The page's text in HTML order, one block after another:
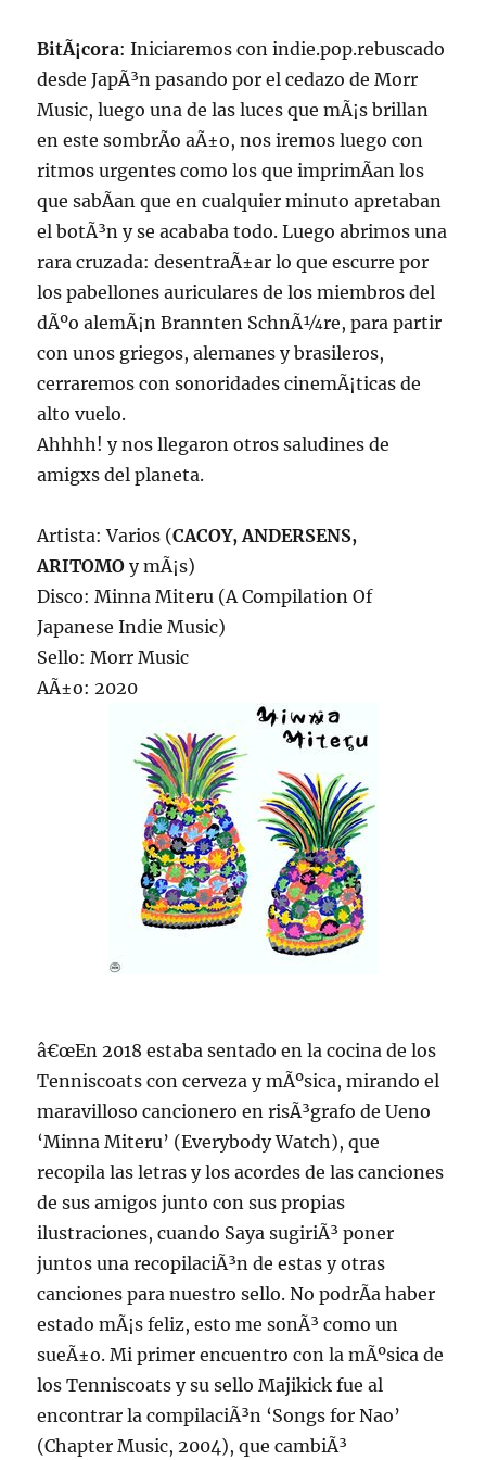
un
dÃ­
BitÃ¡cora: Iniciaremos con indie.pop.rebuscado
desde JapÃ³n pasando por el cedazo de Morr
Music, luego una de las luces que mÃ¡s brillan
en este sombrÃ­o aÃ±o, nos iremos luego con
ritmos urgentes como los que imprimÃ­an los
que sabÃ­an que en cualquier minuto apretaban
el botÃ³n y se acababa todo. Luego abrimos una
rara cruzada: desentraÃ±ar lo que escurre por
los pabellones auriculares de los miembros del
dÃºo alemÃ¡n Brannten SchnÃ¼re, para partir
con unos griegos, alemanes y brasileros,
cerraremos con sonoridades cinemÃ¡ticas de
alto vuelo.
Ahhhh! y nos llegaron otros saludines de
amigxs del planeta.
Artista: Varios (CACOY, ANDERSENS,
ARITOMOy mÃ¡s)
Disco: Minna Miteru (A Compilation Of
Japanese Indie Music)
Sello: Morr Music
AÃ±o: 2020
â€œEn 2018 estaba sentado en la cocina de los
Tenniscoats con cerveza y mÃºsica, mirando el
maravilloso cancionero en risÃ³grafo de Ueno
‘Minna Miteru’ (Everybody Watch), que
recopila las letras y los acordes de las canciones
de sus amigos junto con sus propias
ilustraciones, cuando Saya sugiriÃ³ poner
juntos una recopilaciÃ³n de estas y otras
canciones para nuestro sello. No podrÃ­a haber
estado mÃ¡s feliz, esto me sonÃ³ como un
sueÃ±o. Mi primer encuentro con la mÃºsica de
los Tenniscoats y su sello Majikick fue al
encontrar la compilaciÃ³n ‘Songs for Nao’
(Chapter Music, 2004), que cambiÃ³